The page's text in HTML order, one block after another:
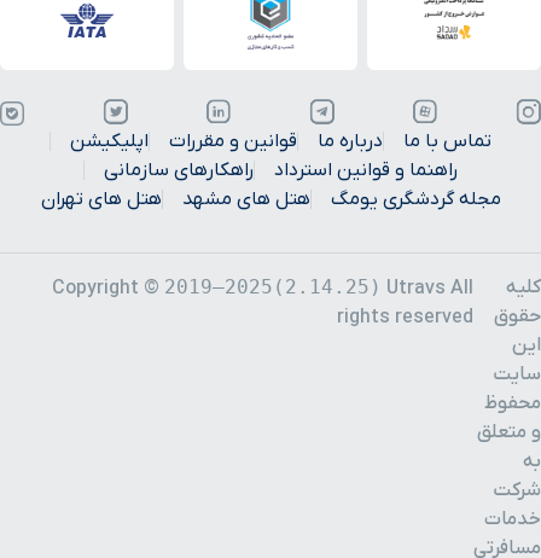
تماس با ما درباره ما قوانین و مقررات
اپلیکیشن
راهنما و قوانین استرداد
راهکارهای سازمانی
مجله گردشگری یومگ
هتل های مشهد هتل های تهران
کلیه
حقوق
این
سایت
محفوظ
و متعلق
به
شرکت
خدمات
مسافرتی
Copyright © 2019–2025(2.14.25) Utravs All
rights reserved